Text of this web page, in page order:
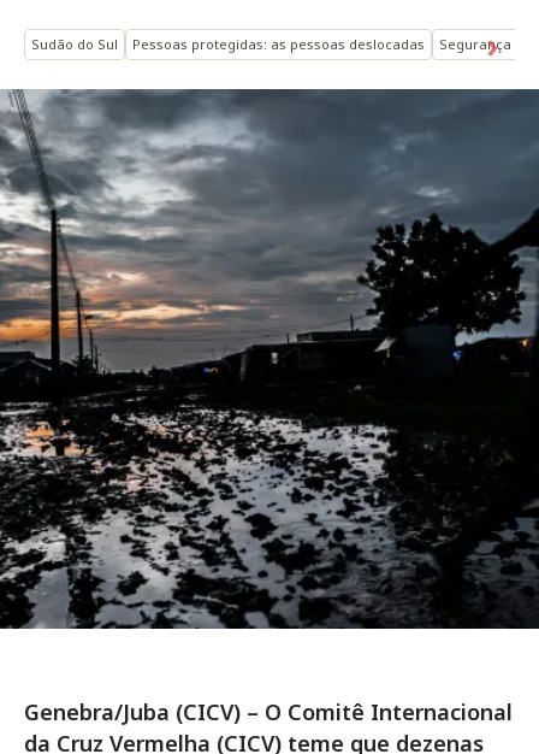
Sudão do Sul Pessoas protegidas: as pessoas deslocadas Segurança
Genebra/Juba (CICV) – O Comitê Internacional
da Cruz Vermelha (CICV) teme que dezenas